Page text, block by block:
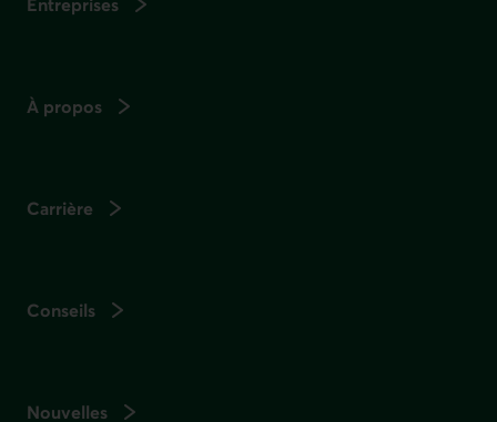
À propos
Carrière
Conseils
Nouvelles